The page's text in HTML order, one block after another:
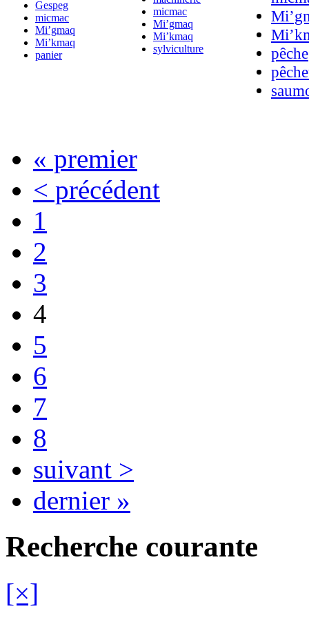
Gespeg
micmac
Mi’gmaq
Mi’kmaq
panier
micmac
Mi’gmaq
Mi’kmaq
sylviculture
pêche
« premier
< précédent
1
2
3
4
5
6
7
8
suivant >
dernier »
Recherche courante
[×]